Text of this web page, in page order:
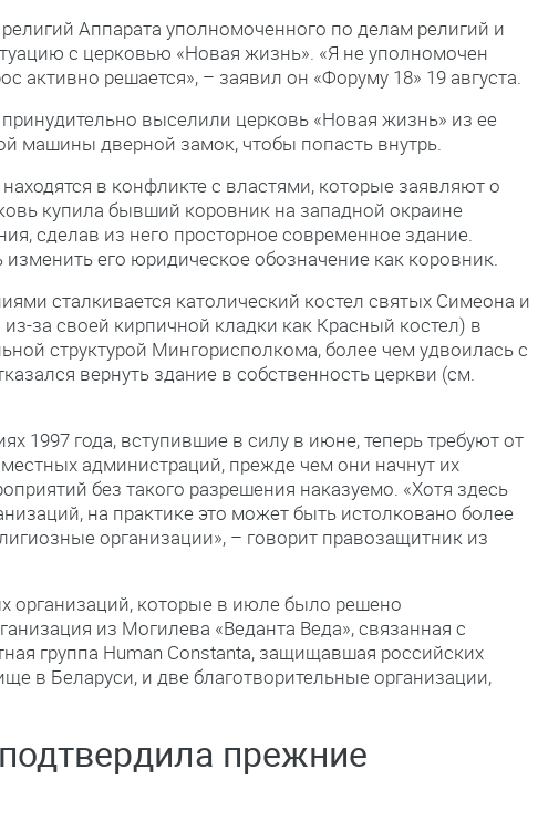
Аппарата уполномоченного по делам религий и
с церковью «Новая жизнь». «Я не уполномочен
активно решается», – заявил он «Форуму 18» 19 августа.
выселили церковь «Новая жизнь» из ее
машины дверной замок, чтобы попасть внутрь.
в конфликте с властями, которые заявляют о
купила бывший коровник на западной окраине
сделав из него просторное современное здание.
его юридическое обозначение как коровник.
сталкивается католический костел святых Симеона и
за своей кирпичной кладки как Красный костел) в
структурой Мингорисполкома, более чем удвоилась с
вернуть здание в собственность церкви (см.
1997 года, вступившие в силу в июне, теперь требуют от
администраций, прежде чем они начнут их
без такого разрешения наказуемо. «Хотя здесь
на практике это может быть истолковано более
организации», – говорит правозащитник из
организаций, которые в июле было решено
из Могилева «Веданта Веда», связанная с
группа Human Constanta, защищавшая российских
в Беларуси, и две благотворительные организации,
прежние